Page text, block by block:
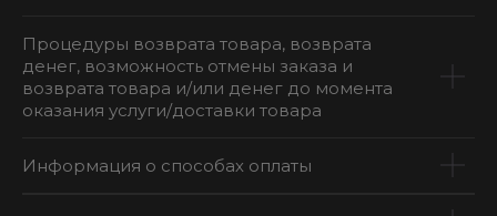
Процедуры возврата товара, возврата
денег, возможность отмены заказа и
возврата товара и/или денег до момента
оказания услуги/доставки товара
Информация о способах оплаты